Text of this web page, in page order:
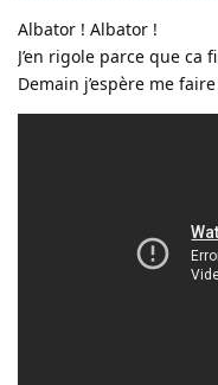
Albator ! Albator !
J’en rigole parce que
Demain j’espère me